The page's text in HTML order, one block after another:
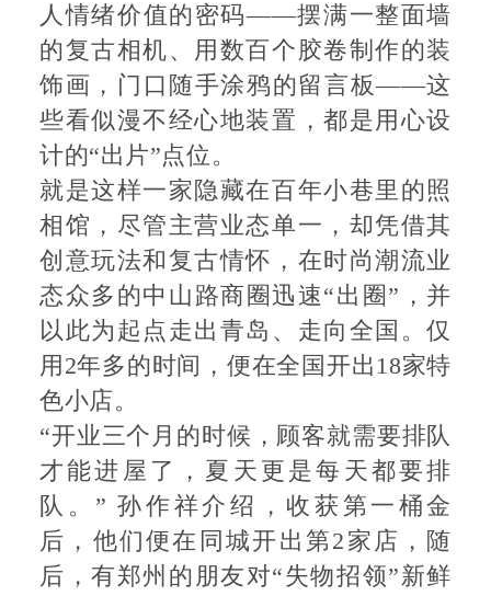
人情绪价值的密码——摆满一整面墙
的复古相机、用数百个胶卷制作的装
饰画，门口随手涂鸦的留言板——这
些看似漫不经心地装置，都是用心设
计的“出片”点位。
就是这样一家隐藏在百年小巷里的照
相馆，尽管主营业态单一，却凭借其
创意玩法和复古情怀，在时尚潮流业
态众多的中山路商圈迅速“出圈”，并
以此为起点走出青岛、走向全国。仅
用2年多的时间，便在全国开出18家特
色小店。
“开业三个月的时候，顾客就需要排队
才能进屋了，夏天更是每天都要排
队。” 孙作祥介绍，收获第一桶金
后，他们便在同城开出第2家店，随
后，有郑州的朋友对“失物招领”新鲜